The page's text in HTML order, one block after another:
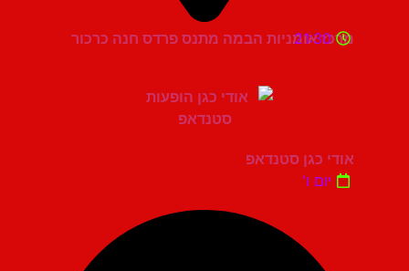
מרכז אומניות הבמה מתנס פרדס חנה כרכור
21:30
אודי כגן סטנדאפ
יום ו'